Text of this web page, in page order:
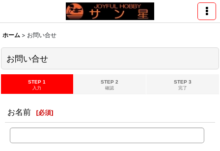
ホーム > お問い合せ
お問い合せ
STEP 1
入力
STEP 2
確認
STEP 3
完了
お名前 [必須]